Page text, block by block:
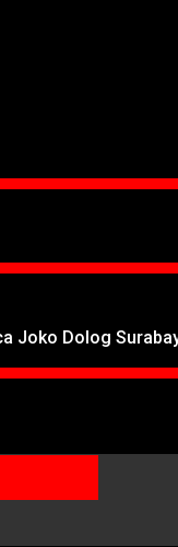
Joko Dolog